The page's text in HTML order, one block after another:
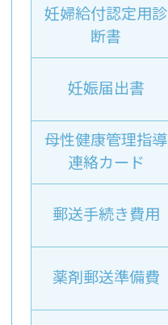
妊婦給付認定用診
断書
妊娠届出書
母性健康管理指導
連絡カード
郵送手続き費用
薬剤郵送準備費